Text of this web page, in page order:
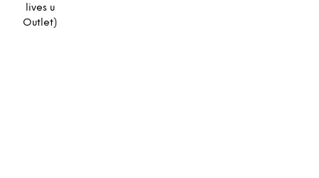
lives u
Outlet)